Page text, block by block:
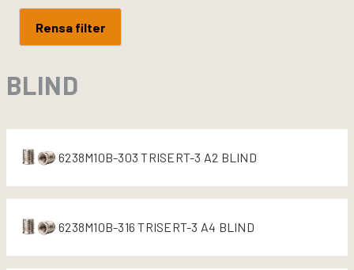
Rensa filter
BLIND
6238M10B-303 TRISERT-3 A2 BLIND
6238M10B-316 TRISERT-3 A4 BLIND